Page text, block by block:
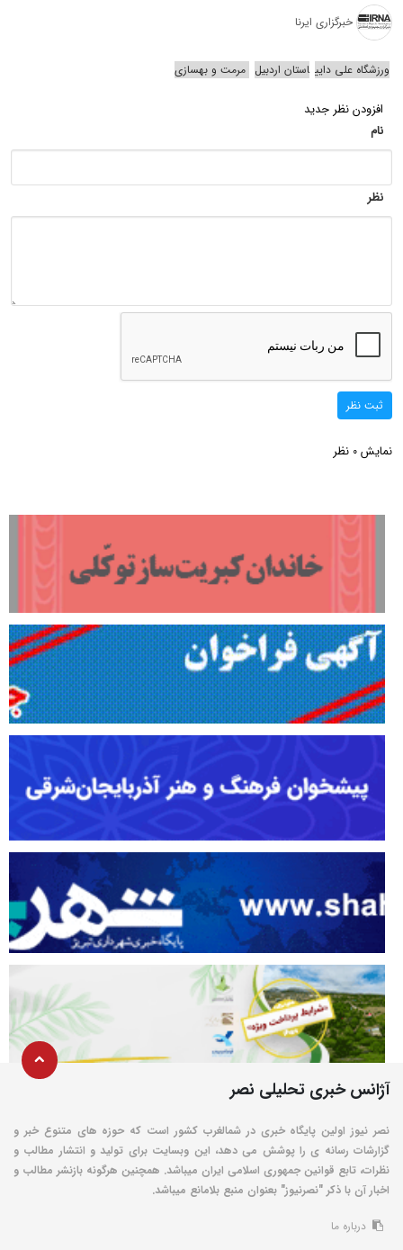
خبرگزاری ایرنا
ورزشگاه علی دایی استان اردبیل مرمت و بهسازی
افزودن نظر جدید
نام
نظر
ثبت نظر
نمایش 0 نظر
آژانس خبری تحلیلی نصر
نصر نیوز اولین پایگاه خبری در شمالغرب کشور است که حوزه های متنوع خبر و
گزارشات رسانه ی را پوشش می دهد، این وبسایت برای تولید و انتشار مطالب و
نظرات، تابع قوانین جمهوری اسلامی ایران میباشد. همچنین هرگونه بازنشر مطالب و
اخبار آن با ذکر "نصرنیوز" بعنوان منبع بلامانع میباشد.
درباره ما